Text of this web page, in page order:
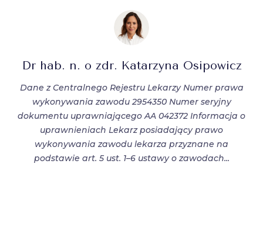
Dr hab. n. o zdr. Katarzyna Osipowicz
Dane z Centralnego Rejestru Lekarzy Numer prawa
wykonywania zawodu 2954350 Numer seryjny
dokumentu uprawniającego AA 042372 Informacja o
uprawnieniach Lekarz posiadający prawo
wykonywania zawodu lekarza przyznane na
podstawie art. 5 ust. 1–6 ustawy o zawodach...